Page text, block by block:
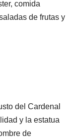
comida
de frutas y
del Cardenal
y la estatua
de